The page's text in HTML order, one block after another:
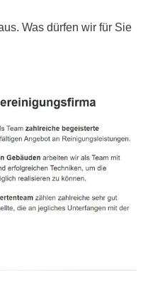
Was dürfen wir für Sie